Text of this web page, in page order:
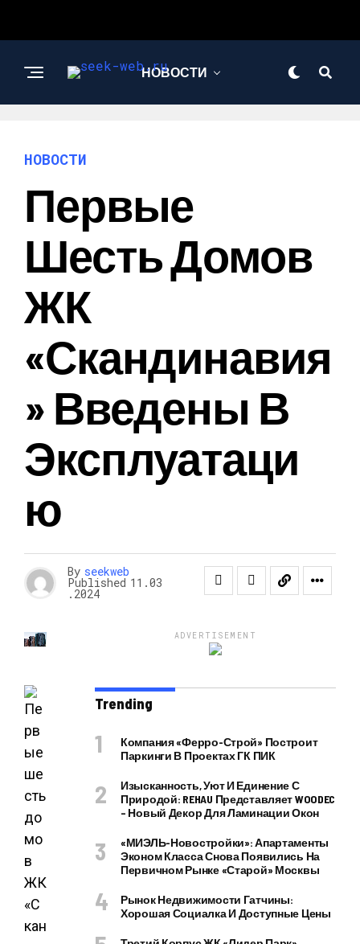
НОВОСТИ
НОВОСТИ
Первые
Шесть Домов
ЖК
«Скандинавия
» Введены В
Эксплуатаци
Ю
By seekweb
Published 11.03
.2024
ADVERTISEMENT
Trending
Компания «Ферро-Строй» Построит
Паркинги В Проектах ГК ПИК
Изысканность, Уют И Единение С
Природой: REHAU Представляет WOODEC
– Новый Декор Для Ламинации Окон
«МИЭЛЬ-Новостройки»: Апартаменты
Эконом Класса Снова Появились На
Первичном Рынке «старой» Москвы
Рынок Недвижимости Гатчины:
Хорошая Социалка И Доступные Цены